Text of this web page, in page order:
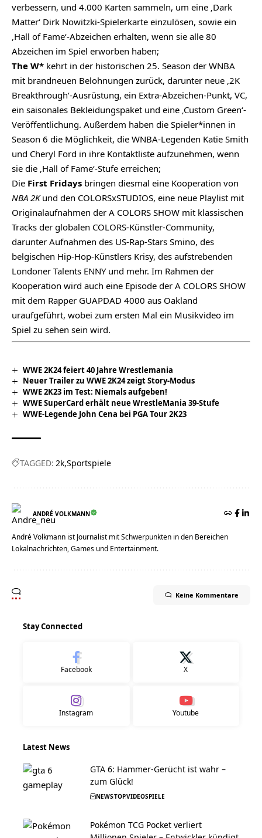
verbessern, und 4.000 Karten sammeln, um eine ‚Dark
Matter‘ Dirk Nowitzki-Spielerkarte einzulösen, sowie ein
‚Hall of Fame‘-Abzeichen erhalten, wenn sie alle 80
Abzeichen im Spiel erworben haben;
The W* kehrt in der historischen 25. Season der WNBA
mit brandneuen Belohnungen zurück, darunter neue ‚2K
Breakthrough‘-Ausrüstung, ein Extra-Abzeichen-Punkt, VC,
ein saisonales Bekleidungspaket und eine ‚Custom Green‘-
Veröffentlichung. Außerdem haben die Spieler*innen in
Season 6 die Möglichkeit, die WNBA-Legenden Katie Smith
und Cheryl Ford in ihre Kontaktliste aufzunehmen, wenn
sie die ‚Hall of Fame‘-Stufe erreichen;
Die First Fridays bringen diesmal eine Kooperation von
NBA 2Kund den COLORSxSTUDIOS, eine neue Playlist mit
Originalaufnahmen der A COLORS SHOW mit klassischen
Tracks der globalen COLORS-Künstler-Community,
darunter Aufnahmen des US-Rap-Stars Smino, des
belgischen Hip-Hop-Künstlers Krisy, des aufstrebenden
Londoner Talents ENNY und mehr. Im Rahmen der
Kooperation wird auch eine Episode der A COLORS SHOW
mit dem Rapper GUAPDAD 4000 aus Oakland
uraufgeführt, wobei zum ersten Mal ein Musikvideo im
Spiel zu sehen sein wird.
WWE 2K24 feiert 40 Jahre Wrestlemania
Neuer Trailer zu WWE 2K24 zeigt Story-Modus
WWE 2K23 im Test: Niemals aufgeben!
WWE SuperCard erhält neue WrestleMania 39-Stufe
WWE-Legende John Cena bei PGA Tour 2K23
TAGGED: 2k Sportspiele
ANDRÉ VOLKMANN
André Volkmann ist Journalist mit Schwerpunkten in den Bereichen
Lokalnachrichten, Games und Entertainment.
Keine Kommentare
Stay Connected
Facebook X
Instagram Youtube
Latest News
GTA 6: Hammer-Gerücht ist wahr –
zum Glück!
NEWSTOPVIDEOSPIELE
Pokémon TCG Pocket verliert